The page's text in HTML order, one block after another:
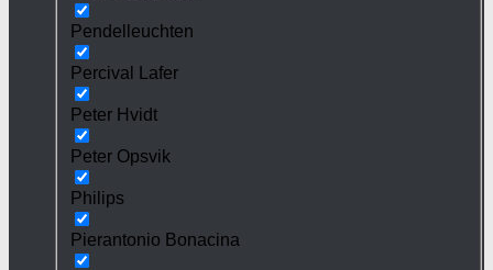
Pendelleuchten
Percival Lafer
Peter Hvidt
Peter Opsvik
Philips
Pierantonio Bonacina